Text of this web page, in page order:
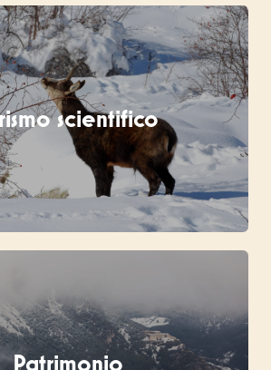
scientifico
Patrimonio